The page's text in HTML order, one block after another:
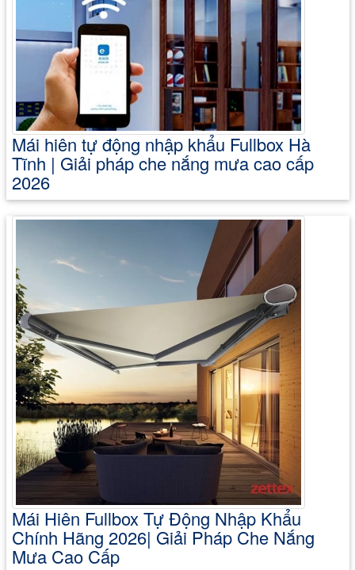
Mái hiên tự động nhập khẩu Fullbox Hà
Tĩnh | Giải pháp che nắng mưa cao cấp
2026
Mái Hiên Fullbox Tự Động Nhập Khẩu
Chính Hãng 2026| Giải Pháp Che Nắng
Mưa Cao Cấp